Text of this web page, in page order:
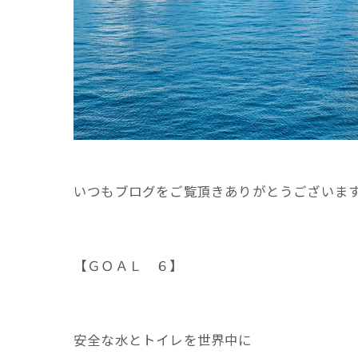
いつもブログをご覧頂きありがとうございま
【ＧＯＡＬ ６】
安全な水とトイレを世界中に